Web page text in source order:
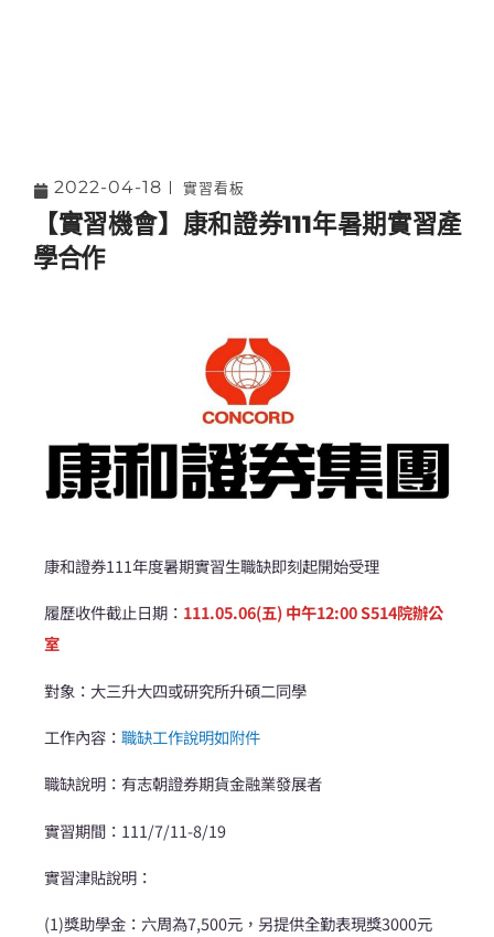
2022-04-18 實習看板
【實習機會】康和證券111年暑期實習產
學合作
康和證券111年度暑期實習生職缺即刻起開始受理
履歷收件截止日期： 111.05.06(五) 中午12:00 S514院辦公
室
對象：大三升大四或研究所升碩二同學
工作內容： 職缺工作說明如附件
職缺說明：有志朝證券期貨金融業發展者
實習期間：111/7/11-8/19
實習津貼說明：
(1)獎助學金：六周為7,500元，另提供全勤表現獎3000元